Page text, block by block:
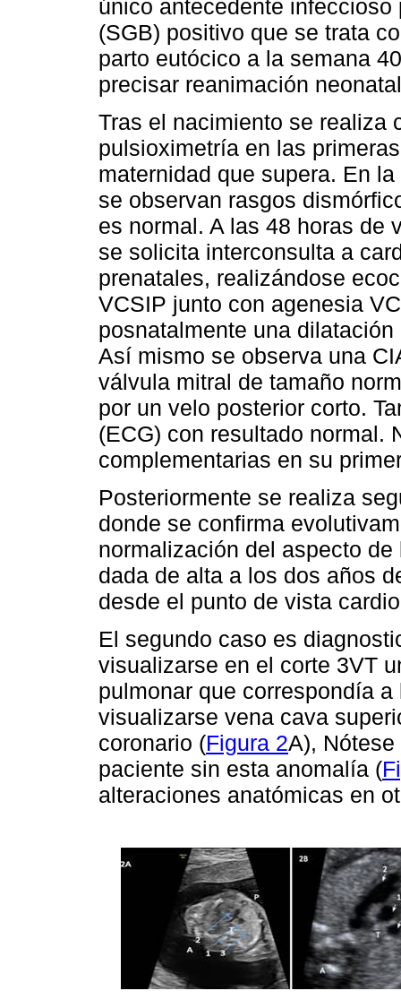
único antecedente
(SGB) positivo que se trata
parto eutócico a la semana
precisar reanimación
Tras el nacimiento se realiza
pulsioximetría en las
maternidad que supera. En
se observan rasgos
es normal. A las 48 horas de
se solicita interconsulta a
prenatales, realizándose
VCSIP junto con agenesia
posnatalmente una
Así mismo se observa una
válvula mitral de tamaño
por un velo posterior corto.
(ECG) con resultado normal.
complementarias en su
Posteriormente se realiza
donde se confirma
normalización del aspecto
dada de alta a los dos años
desde el punto de vista
El segundo caso es
visualizarse en el corte 3VT
pulmonar que correspondía
visualizarse vena cava
coronario (Figura 2A),
paciente sin esta anomalía (
alteraciones anatómicas en